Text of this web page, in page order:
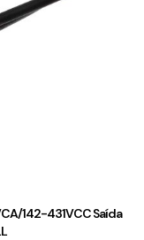
142-431VCC Saída